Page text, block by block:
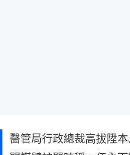
醫管局行政總裁高拔陞